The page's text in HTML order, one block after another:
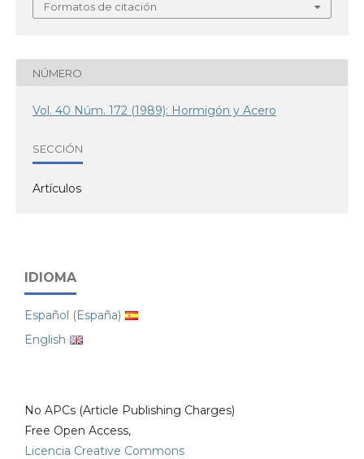
Formatos de citación
NÚMERO
Vol. 40 Núm. 172 (1989): Hormigón y Acero
SECCIÓN
Artículos
IDIOMA
Español (España)
English
No APCs (Article Publishing Charges)
Free Open Access,
Licencia Creative Commons